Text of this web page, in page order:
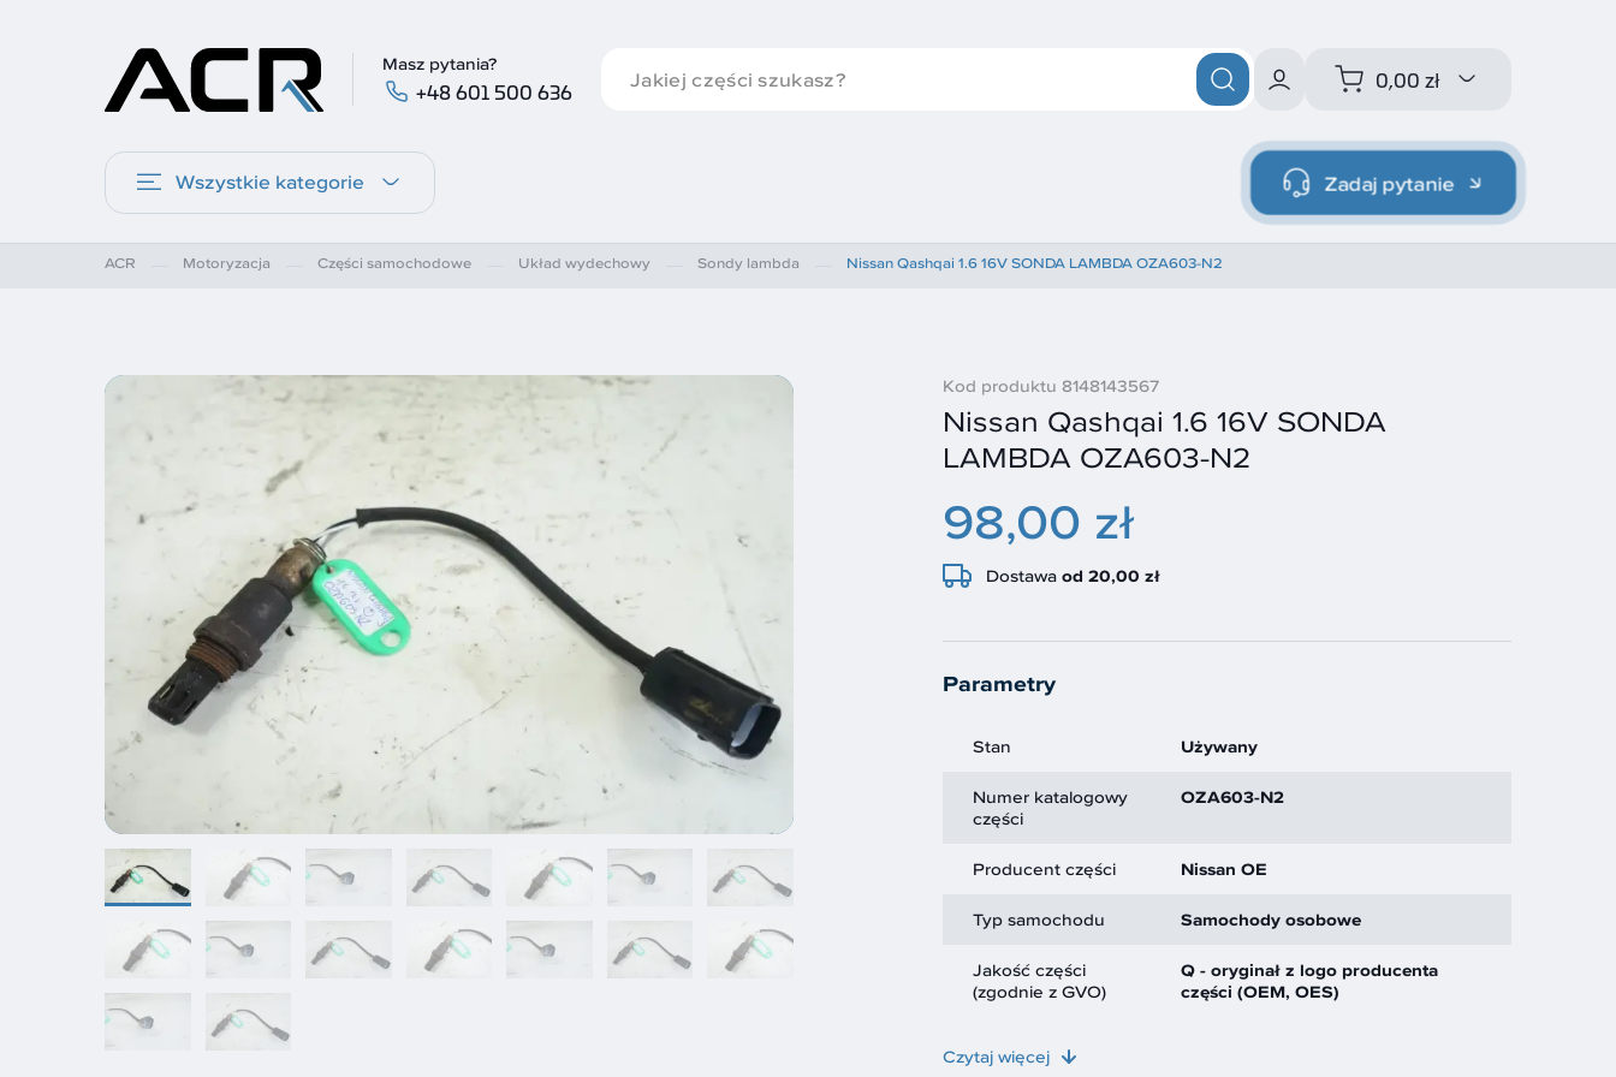
Masz pytania?
+48 601 500 636 0,00 zł
Wszystkie kategorie Zadaj pytanie
ACR Motoryzacja Części samochodowe Układ wydechowy Sondy lambda Nissan Qashqai 1.6 16V SONDA LAMBDA OZA603-N2
Kod produktu 8148143567
Nissan Qashqai 1.6 16V SONDA
LAMBDA OZA603-N2
98,00 zł
Dostawa od 20,00 zł
Parametry
Stan Używany
Numer katalogowy
części
OZA603-N2
Producent części Nissan OE
Typ samochodu Samochody osobowe
Jakość części
(zgodnie z GVO)
Q - oryginał z logo producenta
części (OEM, OES)
Czytaj więcej